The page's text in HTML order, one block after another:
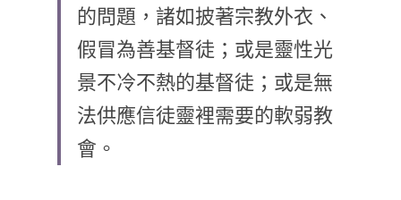
信仰生活
好書櫥窗
厝邊頭尾
家書
的問題，諸如披著宗教外衣、
假冒為善基督徒；或是靈性光
景不冷不熱的基督徒；或是無
法供應信徒靈裡需要的軟弱教
會。